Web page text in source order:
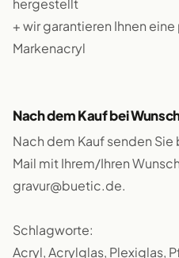
hergestellt
+ wir garantieren Ihnen
Markenacryl
Nach dem Kauf bei
Nach dem Kauf senden
Mail mit Ihrem/Ihren
gravur@buetic.de.
Schlagworte:
Acryl, Acrylglas, Plexiglas,